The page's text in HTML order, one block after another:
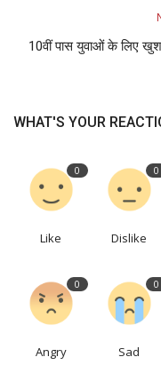
10वीं पास युवाओं के लिए
WHAT'S YOUR
0
Like
0
Dislike
0
Angry
0
Sad